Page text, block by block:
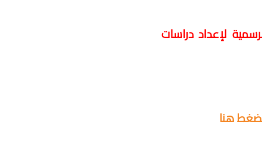
لإعداد دراسات
هنا